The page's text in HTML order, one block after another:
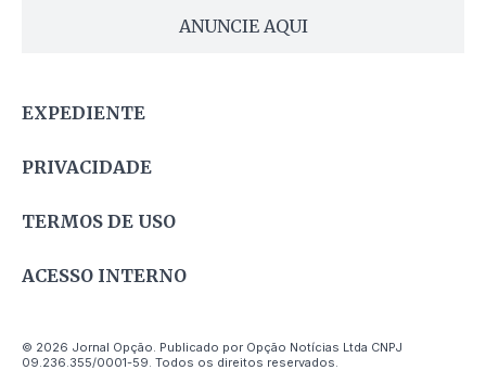
ANUNCIE AQUI
EXPEDIENTE
PRIVACIDADE
TERMOS DE USO
ACESSO INTERNO
© 2026 Jornal Opção. Publicado por Opção Notícias Ltda CNPJ
09.236.355/0001-59. Todos os direitos reservados.